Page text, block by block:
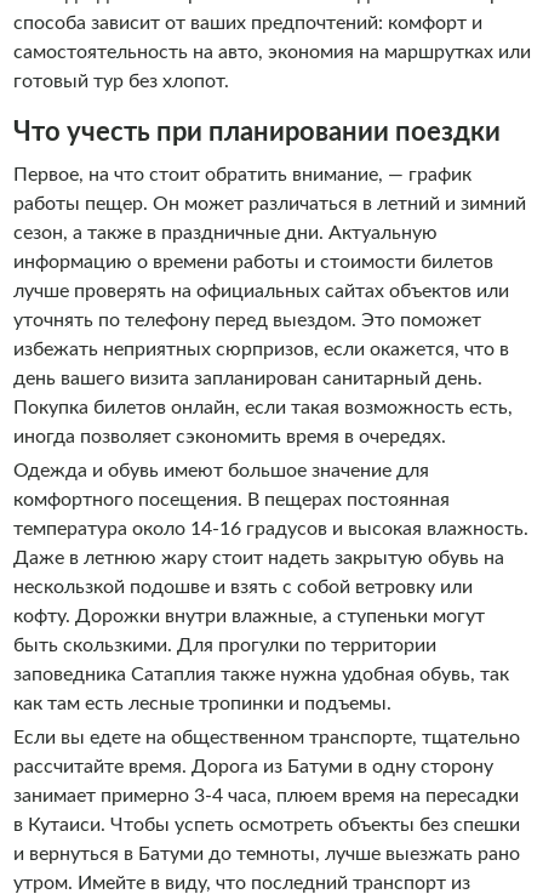
способа зависит от ваших предпочтений: комфорт и
самостоятельность на авто, экономия на маршрутках или
готовый тур без хлопот.
Что учесть при планировании поездки
Первое, на что стоит обратить внимание, — график
работы пещер. Он может различаться в летний и зимний
сезон, а также в праздничные дни. Актуальную
информацию о времени работы и стоимости билетов
лучше проверять на официальных сайтах объектов или
уточнять по телефону перед выездом. Это поможет
избежать неприятных сюрпризов, если окажется, что в
день вашего визита запланирован санитарный день.
Покупка билетов онлайн, если такая возможность есть,
иногда позволяет сэкономить время в очередях.
Одежда и обувь имеют большое значение для
комфортного посещения. В пещерах постоянная
температура около 14-16 градусов и высокая влажность.
Даже в летнюю жару стоит надеть закрытую обувь на
нескользкой подошве и взять с собой ветровку или
кофту. Дорожки внутри влажные, а ступеньки могут
быть скользкими. Для прогулки по территории
заповедника Сатаплия также нужна удобная обувь, так
как там есть лесные тропинки и подъемы.
Если вы едете на общественном транспорте, тщательно
рассчитайте время. Дорога из Батуми в одну сторону
занимает примерно 3-4 часа, плюем время на пересадки
в Кутаиси. Чтобы успеть осмотреть объекты без спешки
и вернуться в Батуми до темноты, лучше выезжать рано
утром. Имейте в виду, что последний транспорт из